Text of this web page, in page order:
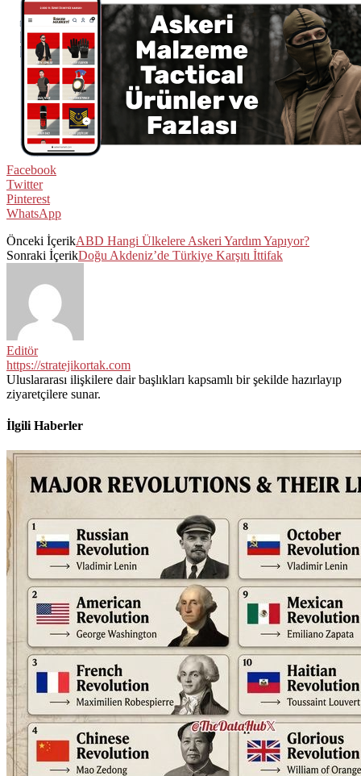
Facebook
Twitter
Pinterest
WhatsApp
Önceki İçerikABD Hangi Ülkelere Askeri Yardım Yapıyor?
Sonraki İçerikDoğu Akdeniz’de Türkiye Karşıtı İttifak
Editör
https://stratejikortak.com
Uluslararası ilişkilere dair başlıkları kapsamlı bir şekilde hazırlayıp
ziyaretçilere sunar.
İlgili Haberler